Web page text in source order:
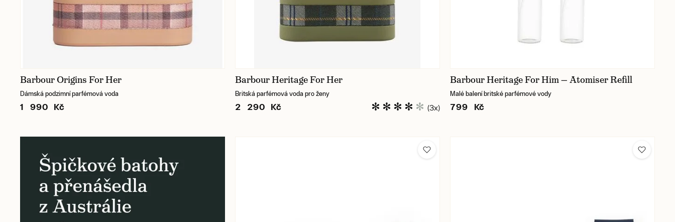
Barbour Origins For Her
Dámská podzimní parfémová voda
1 990 Kč
Barbour Heritage For Her
Britská parfémová voda pro ženy
2 290 Kč (3x)
Barbour Heritage For Him — Atomiser Refill
Malé balení britské parfémové vody
799 Kč